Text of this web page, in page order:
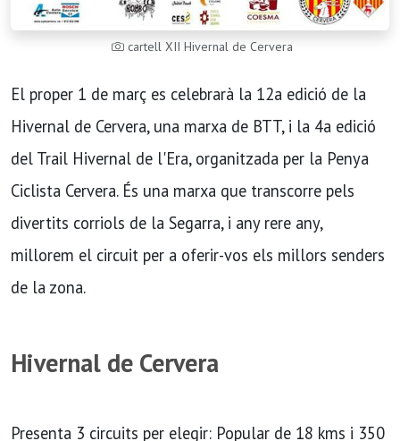
cartell XII Hivernal de Cervera
El proper 1 de març es celebrarà la 12a edició de la
Hivernal de Cervera, una marxa de BTT, i la 4a edició
del Trail Hivernal de l'Era, organitzada per la Penya
Ciclista Cervera. És una marxa que transcorre pels
divertits corriols de la Segarra, i any rere any,
millorem el circuit per a oferir-vos els millors senders
de la zona.
Hivernal de Cervera
Presenta 3 circuits per elegir: Popular de 18 kms i 350